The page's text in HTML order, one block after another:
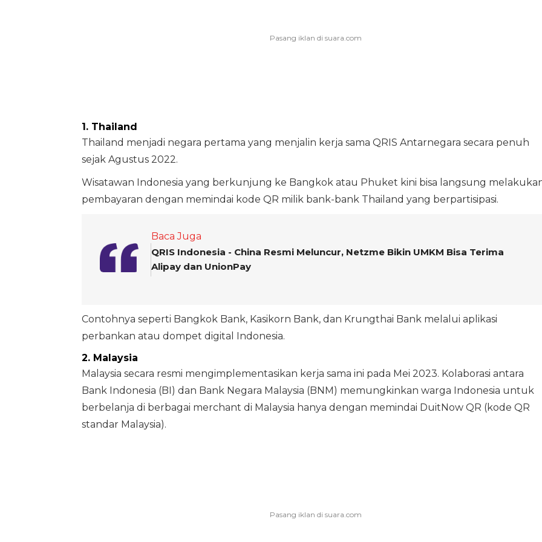
1. Thailand
Thailand menjadi negara pertama yang menjalin kerja sama QRIS Antarnegara secara penuh
sejak Agustus 2022.
Wisatawan Indonesia yang berkunjung ke Bangkok atau Phuket kini bisa langsung
pembayaran dengan memindai kode QR milik bank-bank Thailand yang berpartisipasi.
Baca Juga
QRIS Indonesia - China Resmi Meluncur, Netzme Bikin UMKM Bisa Terima
Alipay dan UnionPay
Contohnya seperti Bangkok Bank, Kasikorn Bank, dan Krungthai Bank melalui aplikasi
perbankan atau dompet digital Indonesia.
2. Malaysia
Malaysia secara resmi mengimplementasikan kerja sama ini pada Mei 2023. Kolaborasi antara
Bank Indonesia (BI) dan Bank Negara Malaysia (BNM) memungkinkan warga Indonesia untuk
berbelanja di berbagai merchant di Malaysia hanya dengan memindai DuitNow QR (kode QR
standar Malaysia).